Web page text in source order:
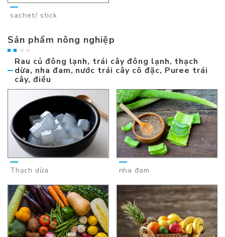
sachet/ stick
Sản phẩm nông nghiệp
Rau củ đông lạnh, trái cây đông lạnh, thạch
dừa, nha đam, nước trái cây cô đặc, Puree trái
cây, điều
Thạch dừa nha đam